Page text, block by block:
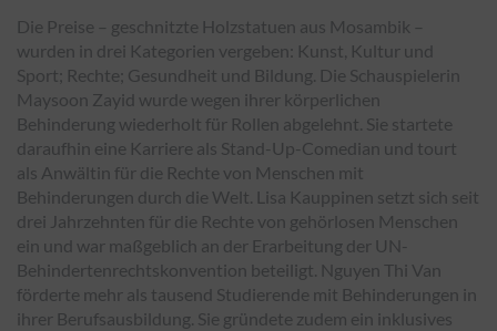
Die Preise – geschnitzte Holzstatuen aus Mosambik –
wurden in drei Kategorien vergeben: Kunst, Kultur und
Sport; Rechte; Gesundheit und Bildung. Die Schauspielerin
Maysoon Zayid wurde wegen ihrer körperlichen
Behinderung wiederholt für Rollen abgelehnt. Sie startete
daraufhin eine Karriere als Stand-Up-Comedian und tourt
als Anwältin für die Rechte von Menschen mit
Behinderungen durch die Welt. Lisa Kauppinen setzt sich seit
drei Jahrzehnten für die Rechte von gehörlosen Menschen
ein und war maßgeblich an der Erarbeitung der UN-
Behindertenrechtskonvention beteiligt. Nguyen Thi Van
förderte mehr als tausend Studierende mit Behinderungen in
ihrer Berufsausbildung. Sie gründete zudem ein inklusives